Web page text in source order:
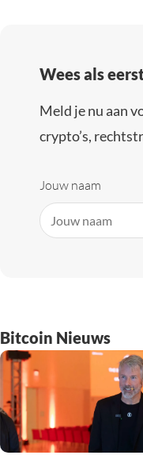
Wees als
Meld je nu aan
crypto’s,
Jouw naam
Bitcoin Nieuws